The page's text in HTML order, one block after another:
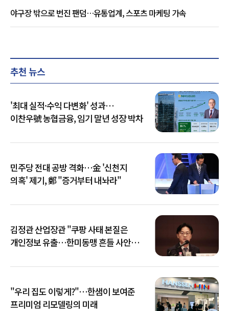
야구장 밖으로 번진 팬덤…유통업계, 스포츠 마케팅 가속
추천 뉴스
'최대 실적·수익 다변화' 성과…
이찬우號 농협금융, 임기 말년 성장 박차
민주당 전대 공방 격화…金 '신천지
의혹' 제기, 鄭 "증거부터 내놔라"
김정관 산업장관 "쿠팡 사태 본질은
개인정보 유출…한미동맹 흔들 사안
"우리 집도 이렇게?"…한샘이 보여준
프리미엄 리모델링의 미래